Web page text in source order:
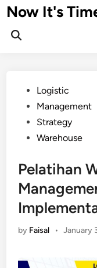
Skip
to
content
Now It's
PostedLogistic
Management
Strategy
Warehouse
Pelatihan
by Faisal • January